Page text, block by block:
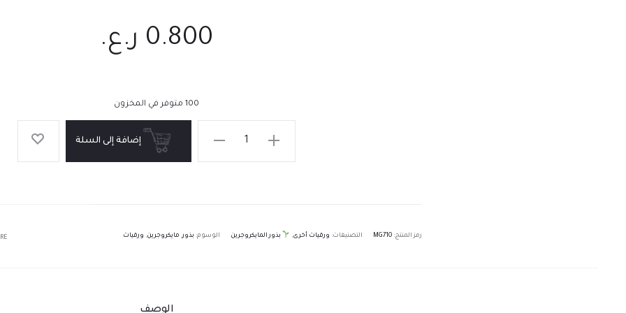
0.800 ر.ع.
100 متوفر في المخزون
رمز المنتج: MG710 التصنيفات: ورقيات أخرى, بذور المايكروجرين الوسوم: بذور, مايكروجرين, ورقيات
الوصف